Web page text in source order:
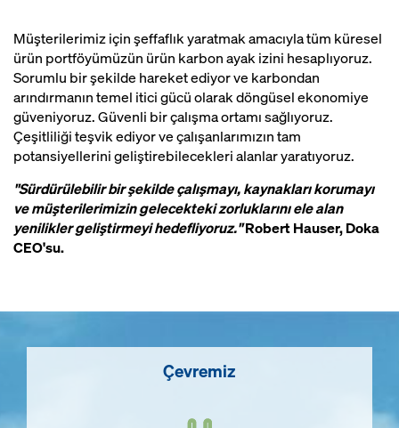
Müşterilerimiz için şeffaflık yaratmak amacıyla tüm küresel
ürün portföyümüzün ürün karbon ayak izini hesaplıyoruz.
Sorumlu bir şekilde hareket ediyor ve karbondan
arındırmanın temel itici gücü olarak döngüsel ekonomiye
güveniyoruz. Güvenli bir çalışma ortamı sağlıyoruz.
Çeşitliliği teşvik ediyor ve çalışanlarımızın tam
potansiyellerini geliştirebilecekleri alanlar yaratıyoruz.
"Sürdürülebilir bir şekilde çalışmayı, kaynakları korumayı
ve müşterilerimizin gelecekteki zorluklarını ele alan
yenilikler geliştirmeyi hedefliyoruz."Robert Hauser, Doka
CEO'su.
Çevremiz